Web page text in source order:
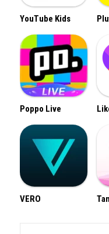
YouTube Kids
Poppo Live
VERO